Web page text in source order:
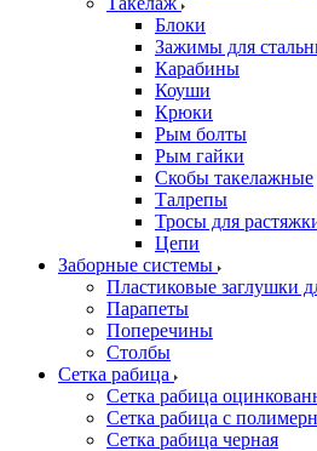
Блоки
Зажимы для
Карабины
Коуши
Крюки
Рым болты
Рым гайки
Скобы такелажные
Талрепы
Тросы для
Цепи
Заборные системы
Пластиковые заглушки
Парапеты
Поперечины
Столбы
Сетка рабица
Сетка рабица
Сетка рабица с
Сетка рабица черная